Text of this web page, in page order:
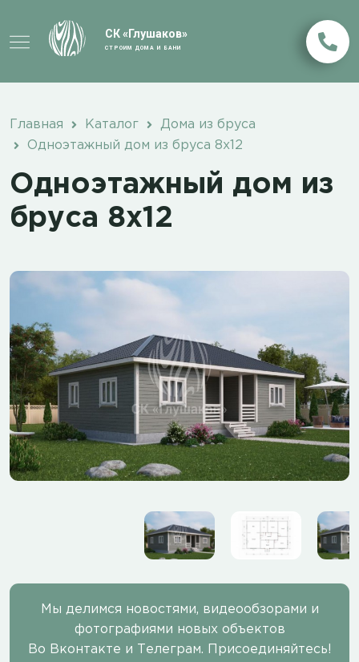
СК «Глушаков»
СТРОИМ ДОМА И БАНИ
Главная Каталог
Дома из бруса
Одноэтажный дом из бруса 8х12
Одноэтажный дом из
бруса 8х12
Мы делимся новостями, видеообзорами и
фотографиями новых объектов
Во Вконтакте и Телеграм. Присоединяйтесь!